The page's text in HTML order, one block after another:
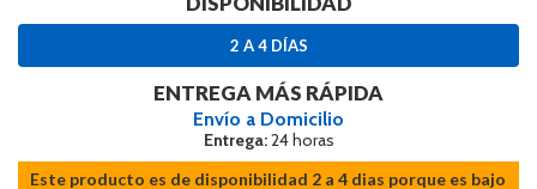
2 A 4 DÍAS
ENTREGA MÁS RÁPIDA
Envío a Domicilio
Entrega:24 horas
Este producto es de disponibilidad 2 a 4 dias porque es bajo